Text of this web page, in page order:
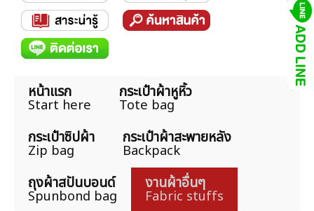
หน้าแรก
Start here
กระเป๋าผ้าหูหิ้ว
Tote bag
กระเป๋าซิปผ้า
Zip bag
กระเป๋าผ้าสะพายหลัง
Backpack
ถุงผ้าสปันบอนด์
Spunbond bag
งานผ้าอื่นๆ
Fabric stuffs